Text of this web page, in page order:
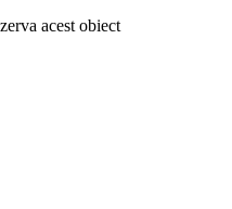
acest obiect